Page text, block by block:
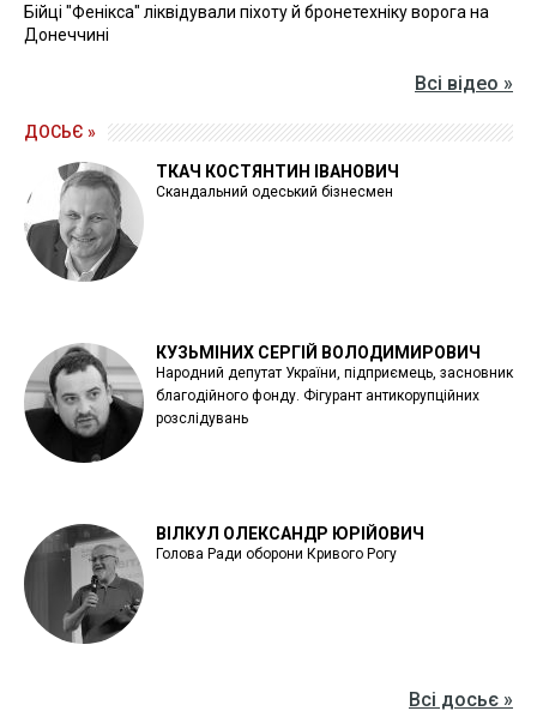
Бійці "Фенікса" ліквідували піхоту й бронетехніку ворога на
Донеччині
Всі відео »
ДОСЬЄ »
ТКАЧ КОСТЯНТИН ІВАНОВИЧ
Скандальний одеський бізнесмен
КУЗЬМІНИХ СЕРГІЙ ВОЛОДИМИРОВИЧ
Народний депутат України, підприємець, засновник
благодійного фонду. Фігурант антикорупційних
розслідувань
ВІЛКУЛ ОЛЕКСАНДР ЮРІЙОВИЧ
Голова Ради оборони Кривого Рогу
Всі досьє »